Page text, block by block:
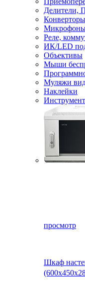
Делители,
Реле,
ИК/LED
Объективы
Мыши
Муляжи
Наклейки
просмотр
Шкаф